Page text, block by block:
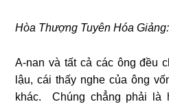
Hòa Thượng Tuyên Hóa Giảng:
A-nan và tất cả các ông đều
lậu, cái thấy nghe của ông
khác. Chúng chẳng phải là